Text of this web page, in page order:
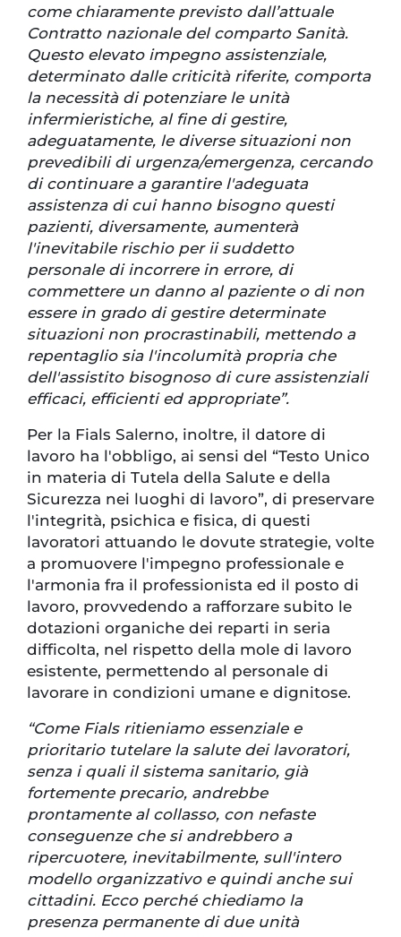
come chiaramente previsto dall’attuale
Contratto nazionale del comparto Sanità.
Questo elevato impegno assistenziale,
determinato dalle criticità riferite, comporta
la necessità di potenziare le unità
infermieristiche, al fine di gestire,
adeguatamente, le diverse situazioni non
prevedibili di urgenza/emergenza, cercando
di continuare a garantire l'adeguata
assistenza di cui hanno bisogno questi
pazienti, diversamente, aumenterà
l'inevitabile rischio per ii suddetto
personale di incorrere in errore, di
commettere un danno al paziente o di non
essere in grado di gestire determinate
situazioni non procrastinabili, mettendo a
repentaglio sia l'incolumità propria che
dell'assistito bisognoso di cure assistenziali
efficaci, efficienti ed appropriate”.
Per la Fials Salerno, inoltre, il datore di
lavoro ha l'obbligo, ai sensi del “Testo Unico
in materia di Tutela della Salute e della
Sicurezza nei luoghi di lavoro”, di preservare
l'integrità, psichica e fisica, di questi
lavoratori attuando le dovute strategie, volte
a promuovere l'impegno professionale e
l'armonia fra il professionista ed il posto di
lavoro, provvedendo a rafforzare subito le
dotazioni organiche dei reparti in seria
difficolta, nel rispetto della mole di lavoro
esistente, permettendo al personale di
lavorare in condizioni umane e dignitose.
“Come Fials ritieniamo essenziale e
prioritario tutelare la salute dei lavoratori,
senza i quali il sistema sanitario, già
fortemente precario, andrebbe
prontamente al collasso, con nefaste
conseguenze che si andrebbero a
ripercuotere, inevitabilmente, sull'intero
modello organizzativo e quindi anche sui
cittadini. Ecco perché chiediamo la
presenza permanente di due unità